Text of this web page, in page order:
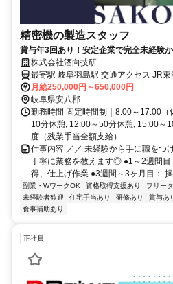
精密機の製造スタッフ
賞与年3回あり！安定企業で完全未経験
全週休2日制で負担なし
株式会社酒向技研
最寄駅 岐阜羽島駅 交通アクセス JR東海道新幹線「岐阜羽島駅」、名
月給250,000円～650,000円
岐阜県安八郡
勤務時間 固定時間制｜8:00～17:00
10分休憩, 12:00～50分休憩, 15:00～
度（残業手当全額支給）
仕事内容 ／／ 未経験から手に職をつ
丁寧に業務を教えます◎ ●1～2週間目
得、仕上げ作業 ●3週間～3ヶ月目： 操
副業・WワークOK 資格取得支援あり フリー
未経験者歓迎
住宅手当あり 研修あり 賞与あ
食事補助あり
正社員